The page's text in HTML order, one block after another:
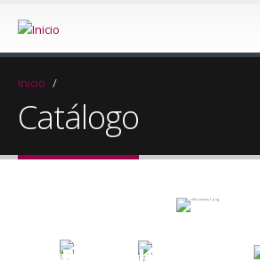
Inicio /
Catálogo
ORTOPEDIA